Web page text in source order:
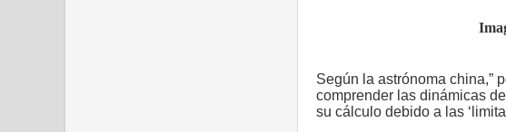
Según la astrónoma china,”
comprender las dinámicas
su cálculo debido a las